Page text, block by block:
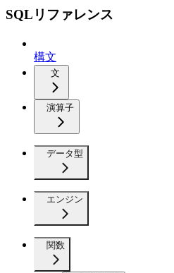
SQLリファレンス
構文
文
演算子
データ型
エンジン
関数